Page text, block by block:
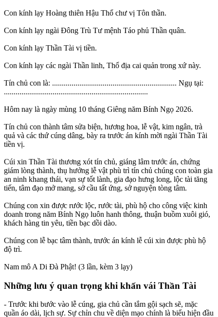
Con kính lạy Hoàng thiên Hậu Thổ chư vị Tôn thần.
Con kính lạy ngài Đông Trù Tư mệnh Táo phủ Thần quân.
Con kính lạy Thần Tài vị tiền.
Con kính lạy các ngài Thần linh, Thổ địa cai quản trong xứ này.
Tín chủ con là: ................................................................ Ngụ tại:
..........................................................................
Hôm nay là ngày mùng 10 tháng Giêng năm Bính Ngọ 2026.
Tín chủ con thành tâm sửa biện, hương hoa, lễ vật, kim ngân, trà
quả và các thứ cúng dâng, bày ra trước án kính mời ngài Thần Tài
tiền vị.
Cúi xin Thần Tài thương xót tín chủ, giáng lâm trước án, chứng
giám lòng thành, thụ hưởng lễ vật phù trì tín chủ chúng con toàn gia
an ninh khang thái, vạn sự tốt lành, gia đạo hưng long, lộc tài tăng
tiến, tâm đạo mở mang, sở cầu tất ứng, sở nguyện tòng tâm.
Chúng con xin được rước lộc, rước tài, phù hộ cho công việc kinh
doanh trong năm Bính Ngọ luôn hanh thông, thuận buồm xuôi gió,
khách hàng tin yêu, tiền bạc dồi dào.
Chúng con lễ bạc tâm thành, trước án kính lễ cúi xin được phù hộ
độ trì.
Nam mô A Di Đà Phật! (3 lần, kèm 3 lạy)
Những lưu ý quan trọng khi khấn vái Thần Tài
- Trước khi bước vào lễ cúng, gia chủ cần tắm gội sạch sẽ, mặc
quần áo dài, lịch sự. Sự chỉn chu về diện mạo chính là biểu hiện đầu